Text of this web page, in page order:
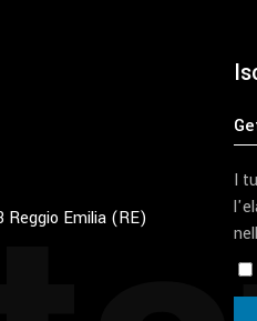
Reggio Emilia (RE)
I